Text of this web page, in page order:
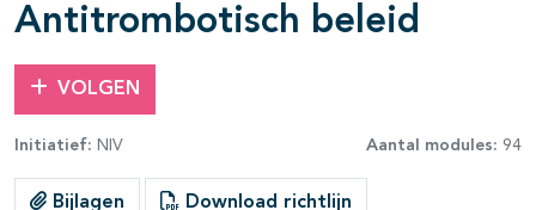
Antitrombotisch beleid
VOLGEN
Initiatief: NIV Aantal modules: 94
Bijlagen Download richtlijn
open- en dichtklappen